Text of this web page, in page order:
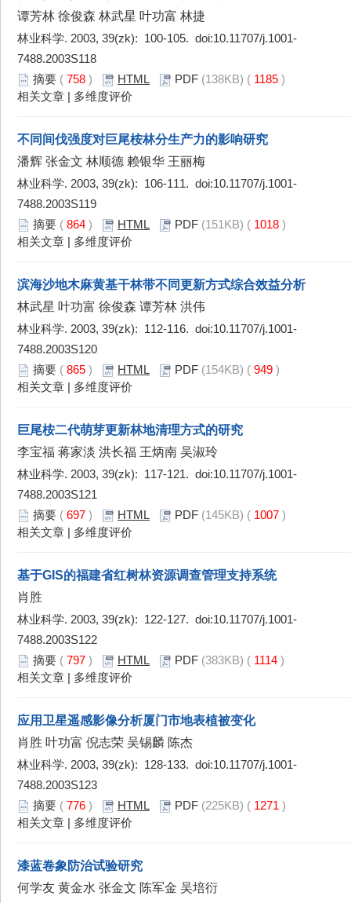
谭芳林 徐俊森 林武星 叶功富 林捷
林业科学. 2003, 39(zk): 100-105. doi:10.11707/j.1001-
7488.2003S118
摘要 ( 758 ) HTML PDF (138KB) ( 1185 )
相关文章
多维度评价
不同间伐强度对巨尾桉林分生产力的影响研究
潘辉 张金文 林顺德 赖银华 王丽梅
林业科学. 2003, 39(zk): 106-111. doi:10.11707/j.1001-
7488.2003S119
摘要 ( 864 ) HTML PDF (151KB) ( 1018 )
相关文章
多维度评价
滨海沙地木麻黄基干林带不同更新方式综合效益分析
林武星 叶功富 徐俊森 谭芳林 洪伟
林业科学. 2003, 39(zk): 112-116. doi:10.11707/j.1001-
7488.2003S120
摘要 ( 865 ) HTML PDF (154KB) ( 949 )
相关文章
多维度评价
巨尾桉二代萌芽更新林地清理方式的研究
李宝福 蒋家淡 洪长福 王炳南 吴淑玲
林业科学. 2003, 39(zk): 117-121. doi:10.11707/j.1001-
7488.2003S121
摘要 ( 697 ) HTML PDF (145KB) ( 1007 )
相关文章
多维度评价
基于GIS的福建省红树林资源调查管理支持系统
肖胜
林业科学. 2003, 39(zk): 122-127. doi:10.11707/j.1001-
7488.2003S122
摘要 ( 797 ) HTML PDF (383KB) ( 1114 )
相关文章
多维度评价
应用卫星遥感影像分析厦门市地表植被变化
肖胜 叶功富 倪志荣 吴锡麟 陈杰
林业科学. 2003, 39(zk): 128-133. doi:10.11707/j.1001-
7488.2003S123
摘要 ( 776 ) HTML PDF (225KB) ( 1271 )
相关文章
多维度评价
漆蓝卷象防治试验研究
何学友 黄金水 张金文 陈军金 吴培衍